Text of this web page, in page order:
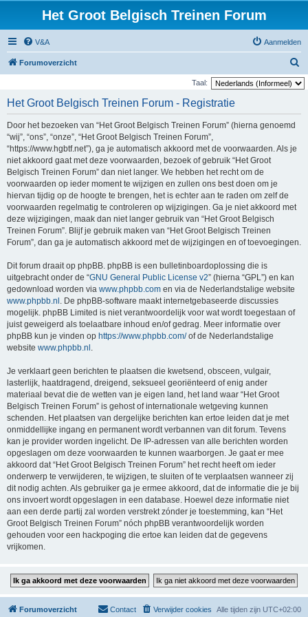
Het Groot Belgisch Treinen Forum
V&A Aanmelden
Forumoverzicht
o
Taal:
Het Groot Belgisch Treinen Forum - Registratie
Door het bezoeken van “Het Groot Belgisch Treinen Forum” (hierna genoemd
“wij”, “ons”, “onze”, “Het Groot Belgisch Treinen Forum”,
“https://www.hgbtf.net”), ga je automatisch akkoord met de voorwaarden. Als je
niet akkoord gaat met deze voorwaarden, bezoek of gebruik “Het Groot
Belgisch Treinen Forum” dan niet langer. We hebben het recht om de
voorwaarden op ieder moment te wijzigen en zullen ons best doen om je
hiervan tijdig op de hoogte te brengen, het is echter aan te raden om zelf de
voorwaarden regelmatig te controleren op wijzigingen. Ga je niet akkoord met
deze wijzigingen, maak dan niet langer gebruik van “Het Groot Belgisch
Treinen Forum”. Blijf je gebruik maken van “Het Groot Belgisch Treinen
Forum”, dan ga je automatisch akkoord met de wijzigingen en of toevoegingen.
Dit forum draait op phpBB. phpBB is een bulletinboardoplossing die is
uitgebracht onder de “GNU General Public License v2” (hierna “GPL”) en kan
gedownload worden via www.phpbb.com en via de Nederlandstalige website
www.phpbb.nl . De phpBB-software maakt internetgebaseerde discussies
mogelijk. phpBB Limited is niet verantwoordelijk voor wat wordt toegestaan of
juist geweigerd als toelaatbare inhoud en/of gedrag. Meer informatie over
phpBB kun je vinden op https://www.phpbb.com/of de Nederlandstalige
website www.phpbb.nl .
Je verklaart geen berichten te plaatsen die kwetsend, obsceen, vulgair,
lasterlijk, haatdragend, dreigend, seksueel georiënteerd of enig ander
materiaal bevat die de wetten van je eigen land, het land waar “Het Groot
Belgisch Treinen Forum” is gehost of internationale wetgeving kunnen
schenden. Het plaatsen van dergelijke berichten kan ertoe leiden dat je met
onmiddellijke ingang en permanent wordt verbannen van dit forum. Tevens
kan je provider worden ingelicht. De IP-adressen van alle berichten worden
opgeslagen om deze voorwaarden te kunnen waarborgen. Je gaat er mee
akkoord dat “Het Groot Belgisch Treinen Forum” het recht heeft om ieder
onderwerp te verwijderen, te wijzigen, te sluiten of te verplaatsen wanneer zij
dit nodig achten. Als gebruiker ga je ermee akkoord, dat de informatie die je bij
ons invoert wordt opgeslagen in een database. Hoewel deze informatie niet
aan een derde partij zal worden verstrekt zónder je toestemming, kan “Het
Groot Belgisch Treinen Forum” nóch phpBB verantwoordelijk worden
gehouden voor een hackpoging die ertoe kan leiden dat de gegevens
vrijkomen.
Forumoverzicht Alle tijden zijn UTC+02:00
Verwijder cookies
Contact